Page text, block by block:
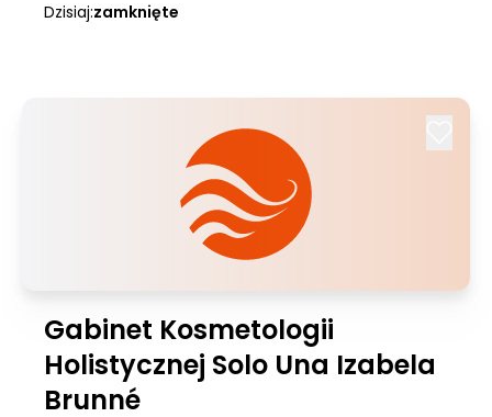
Dzisiaj:zamknięte
Gabinet Kosmetologii
Holistycznej Solo Una Izabela
Brunné